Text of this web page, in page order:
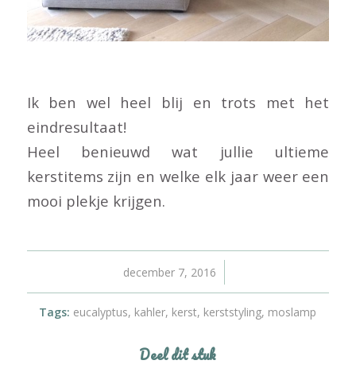
Ik ben wel heel blij en trots met het
eindresultaat!
Heel benieuwd wat jullie ultieme
kerstitems zijn en welke elk jaar weer een
mooi plekje krijgen.
december 7, 2016
/
Tags: eucalyptus, kahler, kerst, kerststyling, moslamp
Deel dit stuk